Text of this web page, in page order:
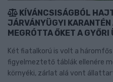
KÍVÁNCSISÁGBÓL
JÁRVÁNYÜGYI
MEGRÓTTA ŐKET A GYŐRI
Két fiatalkorú is volt a
figyelmeztető táblák ellenére
környéki, zárlat alá vont